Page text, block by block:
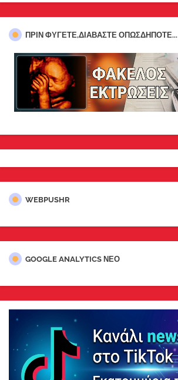
ΠΡΊΝ ΦΎΓΕΤΕ,ΔΙΑΒΆΣΤΕ ΟΠΩΣΔΉΠΟΤΕ...
WEBPUSHR
GOOGLE ANALYTICS ΝΕΟ